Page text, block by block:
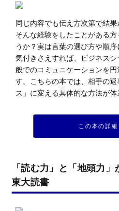
同じ内容でも伝え方次第で結果
そんな経験をしたことがある
うか？実は言葉の選び方や順
気付きさえすれば、ビジネス
般でのコミュニケーションを
す。こちらの本では、相手の
ス」に変える具体的な方法が体
この本の詳
「読む力」と「地頭力
東大読書